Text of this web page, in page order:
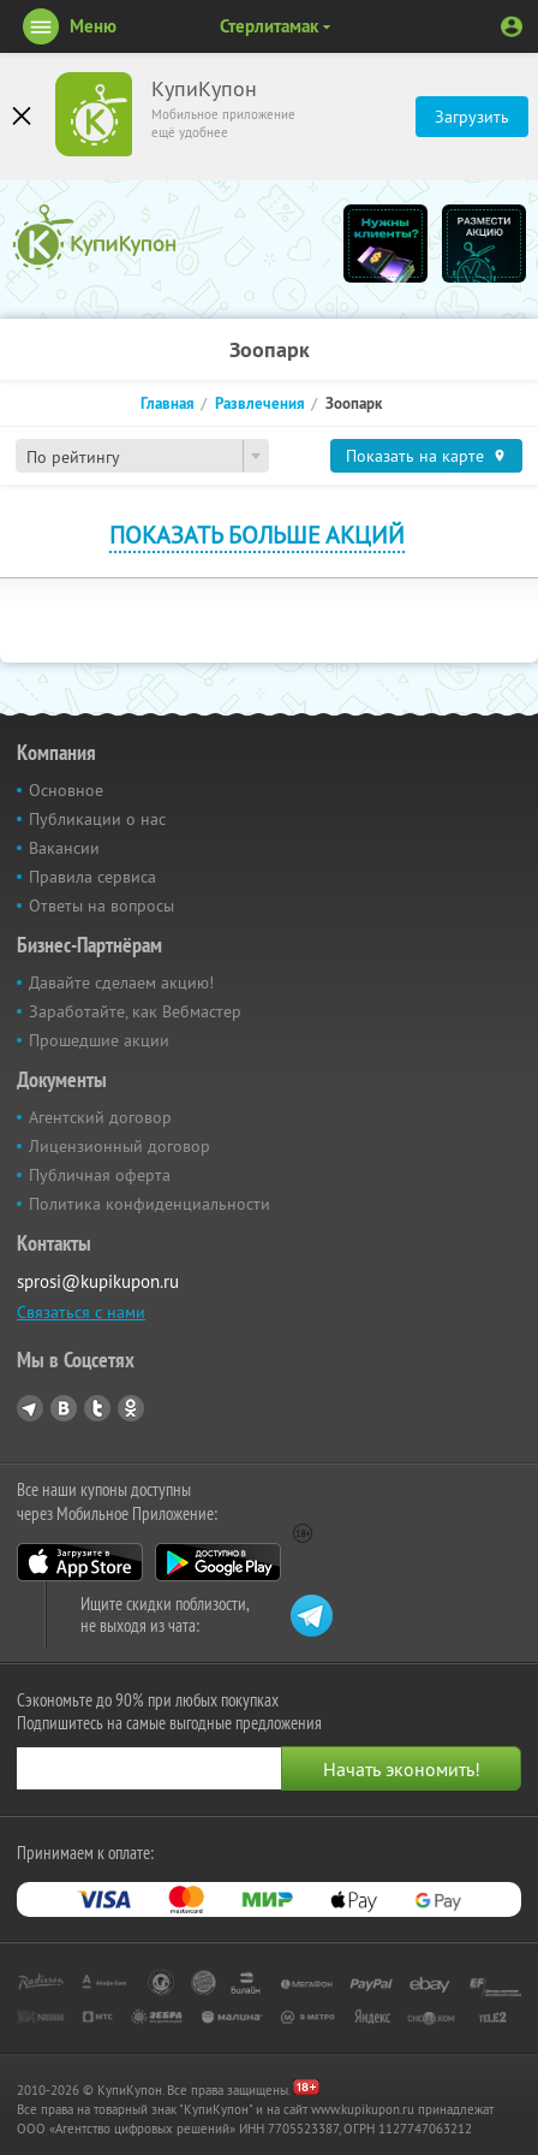
КупиКупон
Мобильное приложение
ещё удобнее
Загрузить
Меню Стерлитамак
Зоопарк
По рейтингу
Главная Развлечения Зоопарк
Показать на карте
ПОКАЗАТЬ БОЛЬШЕ АКЦИЙ
Компания
Основное
Публикации о нас
Вакансии
Правила сервиса
Ответы на вопросы
Бизнес-Партнёрам
Давайте сделаем акцию!
Заработайте, как Вебмастер
Прошедшие акции
Документы
Агентский договор
Лицензионный договор
Публичная оферта
Политика конфиденциальности
Контакты
sprosi@kupikupon.ru
Связаться с нами
Мы в Соцсетях
Все наши купоны доступны
через Мобильное Приложение:
Ищите скидки поблизости,
не выходя из чата:
Сэкономьте до 90% при любых покупках
Подпишитесь на самые выгодные предложения
Принимаем к оплате:
2010-2026 © КупиКупон. Все права защищены.
Все права на товарный знак "КупиКупон" и на сайт www.kupikupon.ru принадлежат
OOO «Агентство цифровых решений» ИНН 7705523387, ОГРН 1127747063212